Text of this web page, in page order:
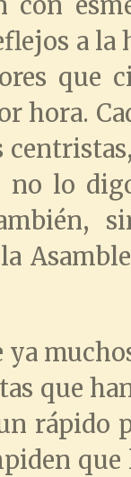
a la
que
hora.
lo
que
rápido
que